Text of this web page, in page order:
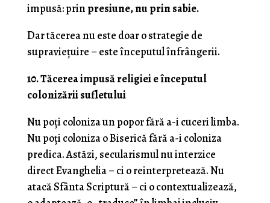
impusă: prin presiune, nu prin sabie.
Dar tăcerea nu este doar o strategie de
supraviețuire – este începutul înfrângerii.
10. Tăcerea impusă religiei e începutul
colonizării sufletului
Nu poți coloniza un popor fără a-i cuceri limba.
Nu poți coloniza o Biserică fără a-i coloniza
predica. Astăzi, secularismul nu interzice
direct Evanghelia – ci o reinterpretează. Nu
atacă Sfânta Scriptură – ci o contextualizează,